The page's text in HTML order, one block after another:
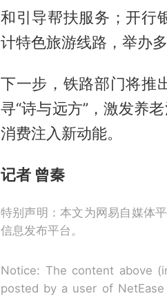
和引导帮扶服务；开行
计特色旅游线路，举办
下一步，铁路部门将推
寻“诗与远方”，激发养
消费注入新动能。
记者 曾秦
特别声明：本文为网易自媒体
信息发布平台。
Notice: The content above
posted by a user of